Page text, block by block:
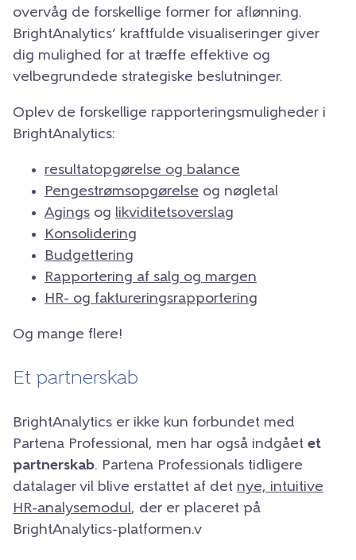
overvåg de forskellige former for aflønning.
BrightAnalytics’ kraftfulde visualiseringer giver
dig mulighed for at træffe effektive og
velbegrundede strategiske beslutninger.
Oplev de forskellige rapporteringsmuligheder i
BrightAnalytics:
resultatopgørelse og balance
Pengestrømsopgørelse og nøgletal
Agings og likviditetsoverslag
Konsolidering
Budgettering
Rapportering af salg og margen
HR- og faktureringsrapportering
Og mange flere!
Et partnerskab
BrightAnalytics er ikke kun forbundet med
Partena Professional, men har også indgået et
partnerskab. Partena Professionals tidligere
datalager vil blive erstattet af det nye, intuitive
HR-analysemodul, der er placeret på
BrightAnalytics-platformen.v